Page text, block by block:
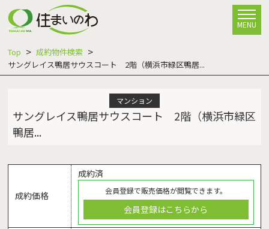
MENU
Top
成約物件検索
サングレイス鴨居サウスコート 2階（横浜市緑区鴨居...
マンション
サングレイス鴨居サウスコート 2階（横浜市緑区
鴨居...
成約価格
成約済
会員登録で販売価格が閲覧できます。
会員登録はこちらから